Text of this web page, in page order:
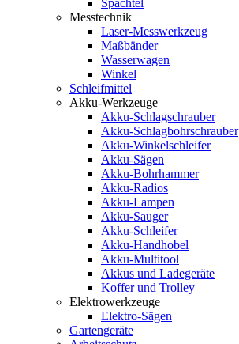
Spachtel
Messtechnik
Laser-Messwerkzeug
Maßbänder
Wasserwagen
Winkel
Schleifmittel
Akku-Werkzeuge
Akku-Schlagschrauber
Akku-Schlagbohrschrauber
Akku-Winkelschleifer
Akku-Sägen
Akku-Bohrhammer
Akku-Radios
Akku-Lampen
Akku-Sauger
Akku-Schleifer
Akku-Handhobel
Akku-Multitool
Akkus und Ladegeräte
Koffer und Trolley
Elektrowerkzeuge
Elektro-Sägen
Gartengeräte